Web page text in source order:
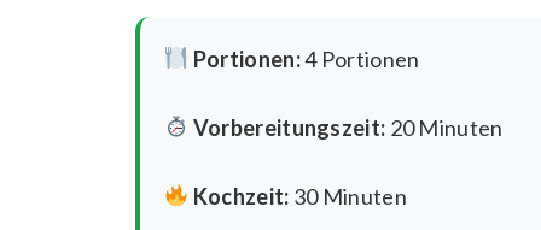
Portionen:4 Portionen
Vorbereitungszeit: 20 Minuten
Kochzeit: 30 Minuten